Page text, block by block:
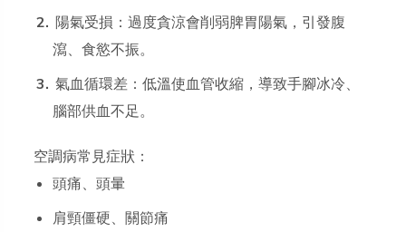
陽氣受損：過度貪涼會削弱脾胃陽氣，引發腹
瀉、食慾不振。
氣血循環差：低溫使血管收縮，導致手腳冰冷、
腦部供血不足。
空調病常見症狀：
頭痛、頭暈
肩頸僵硬、關節痛